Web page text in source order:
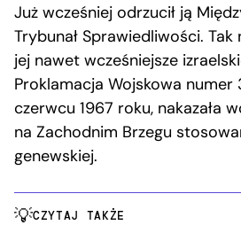
Już wcześniej odrzucił ją
Trybunał Sprawiedliwości.
jej nawet wcześniejsze
Proklamacja Wojskowa numer
czerwcu 1967 roku, nakazała
na Zachodnim Brzegu
genewskiej.
CZYTAJ TAKŻE